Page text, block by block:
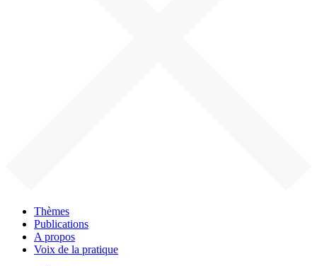
Thèmes
Publications
A propos
Voix de la pratique